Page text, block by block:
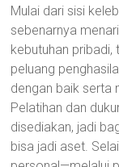
Mulai dari sisi
sebenarnya
kebutuhan pribadi,
peluang
dengan baik serta
Pelatihan dan
disediakan, jadi
bisa jadi aset.